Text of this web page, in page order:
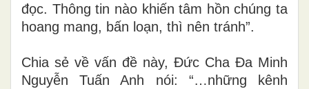
đọc. Thông tin nào khiến tâm hồn chúng ta
hoang mang, bấn loạn, thì nên tránh”.
Chia sẻ về vấn đề này, Đức Cha Đa Minh
Nguyễn Tuấn Anh nói: “…những kênh